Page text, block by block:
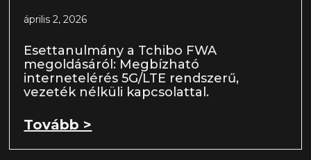
április 2, 2026
Esettanulmány a Tchibo FWA
megoldásáról: Megbízható
internetelérés 5G/LTE rendszerű,
vezeték nélküli kapcsolattal.
Tovább >